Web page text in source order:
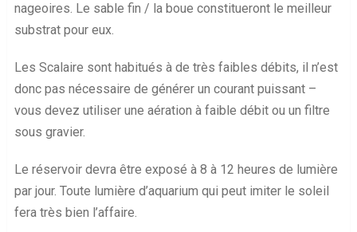
nageoires. Le sable fin / la boue constitueront le meilleur
substrat pour eux.
Les Scalaire sont habitués à de très faibles débits, il n’est
donc pas nécessaire de générer un courant puissant –
vous devez utiliser une aération à faible débit ou un filtre
sous gravier.
Le réservoir devra être exposé à 8 à 12 heures de lumière
par jour. Toute lumière d’aquarium qui peut imiter le soleil
fera très bien l’affaire.